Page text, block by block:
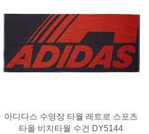
아디다스 수영장 타월 레트로 스포츠
타올 비치타월 수건 DY5144